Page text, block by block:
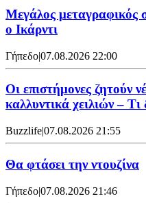
Μεγάλος μεταγραφικός
ο Ικάρντι
Γήπεδο|07.08.2026 22:00
Οι επιστήμονες ζητούν
καλλυντικά χειλιών – Τι
Buzzlife|07.08.2026 21:55
Θα φτάσει την ντουζίνα
Γήπεδο|07.08.2026 21:46